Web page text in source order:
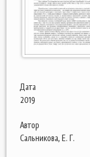
Дата
2019
Автор
Сальникова, Е. Г.